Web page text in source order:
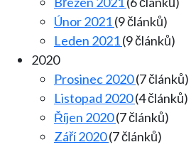
Únor 2021(9 článků)
Leden 2021(9 článků)
2020
Prosinec 2020(7 článků)
Listopad 2020(4 článků)
Říjen 2020(7 článků)
Září 2020(7 článků)